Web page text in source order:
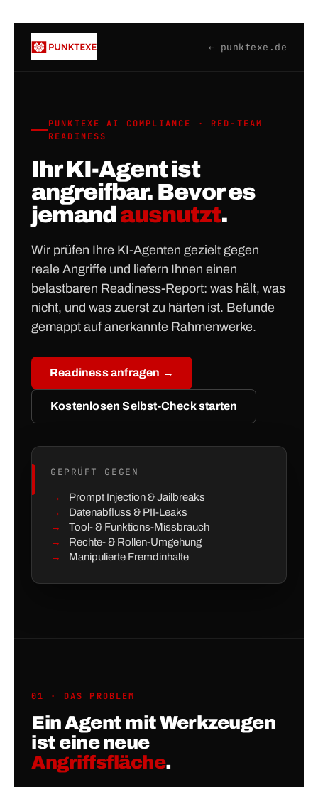
Inhalt
springen
← punktexe.de
PUNKTEXE AI COMPLIANCE · RED-TEAM
READINESS
Ihr KI-Agent ist
angreifbar. Bevor es
jemand ausnutzt.
Wir prüfen Ihre KI-Agenten gezielt gegen
reale Angriffe und liefern Ihnen einen
belastbaren Readiness-Report: was hält, was
nicht, und was zuerst zu härten ist. Befunde
gemappt auf anerkannte Rahmenwerke.
Readiness anfragen →
Kostenlosen Selbst-Check starten
GEPRÜFT GEGEN
Prompt Injection & Jailbreaks
Datenabfluss & PII-Leaks
Tool- & Funktions-Missbrauch
Rechte- & Rollen-Umgehung
Manipulierte Fremdinhalte
01 · DAS PROBLEM
Ein Agent mit Werkzeugen
ist eine neue
Angriffsfläche.